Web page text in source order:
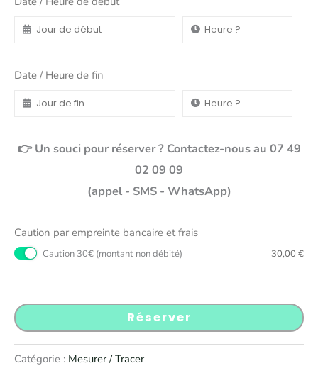
Date / Heure de fin
👉 Un souci pour réserver ? Contactez-nous au 07 49
02 09 09
(appel - SMS - WhatsApp)
Caution par empreinte bancaire et frais
Caution 30€ (montant non débité) 30,00 €
Réserver
Catégorie : Mesurer / Tracer